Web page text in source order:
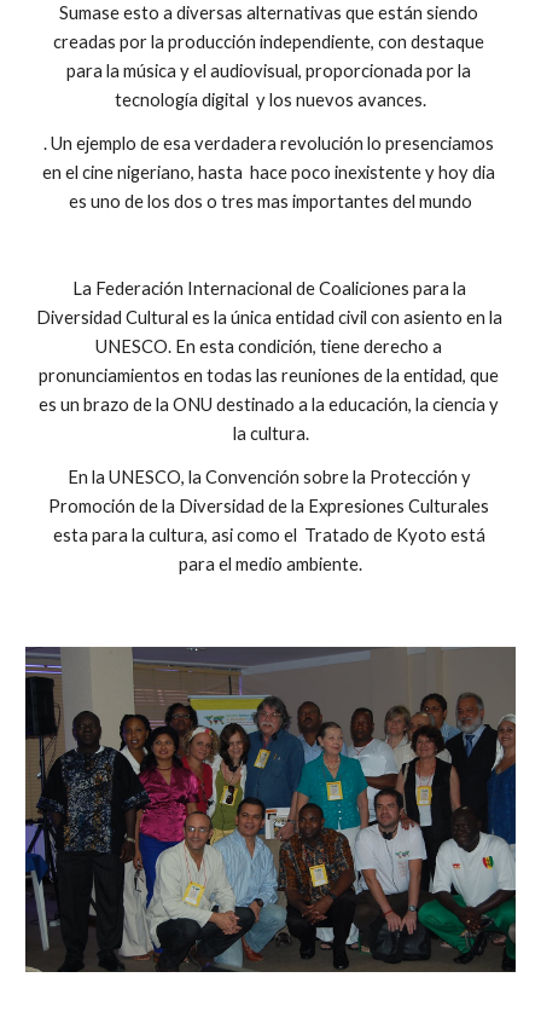
Sumase esto a diversas alternativas que están siendo
creadas por la producción independiente, con destaque
para la música y el audiovisual, proporcionada por la
tecnología digital  y los nuevos avances.
. Un ejemplo de esa verdadera revolución lo presenciamos
en el cine nigeriano, hasta  hace poco inexistente y hoy dia
es uno de los dos o tres mas importantes del mundo
La Federación Internacional de Coaliciones para la
Diversidad Cultural es la única entidad civil con asiento en la
UNESCO. En esta condición, tiene derecho a
pronunciamientos en todas las reuniones de la entidad, que
es un brazo de la ONU destinado a la educación, la ciencia y
la cultura.
En la UNESCO, la Convención sobre la Protección y
Promoción de la Diversidad de la Expresiones Culturales
esta para la cultura, asi como el  Tratado de Kyoto está
para el medio ambiente.